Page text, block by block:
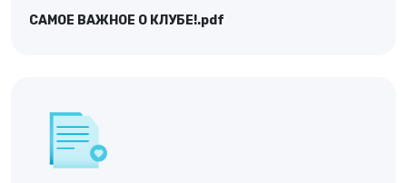
САМОЕ ВАЖНОЕ О КЛУБЕ!.pdf